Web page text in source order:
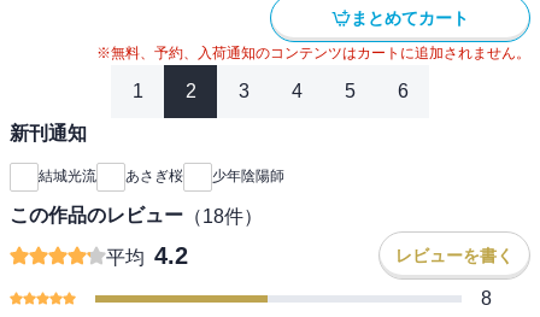
まとめてカート
※無料、予約、入荷通知のコンテンツはカートに追加されません。
1 2 3 4 5 6
新刊通知
結城光流 あさぎ桜 少年陰陽師
この作品のレビュー （18件）
平均 4.2 レビューを書く
8